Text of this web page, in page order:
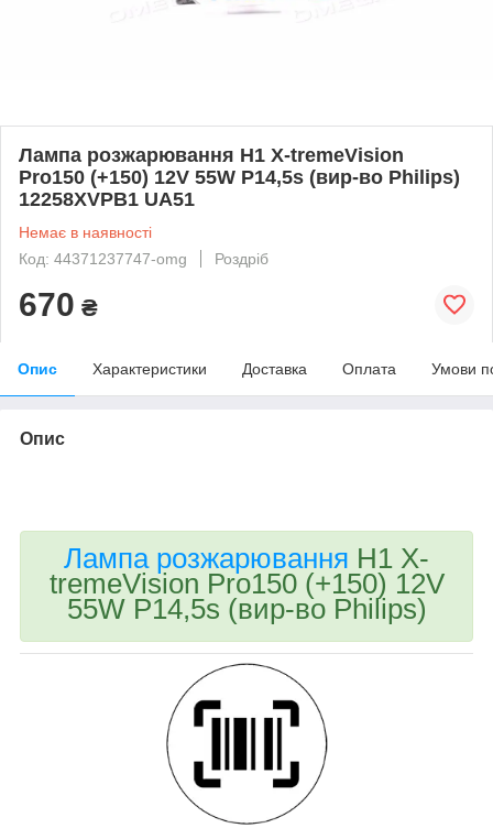
Лампа розжарювання H1 X-tremeVision
Pro150 (+150) 12V 55W P14,5s (вир-во Philips)
12258XVPB1 UA51
Немає в наявності
Код: 44371237747-omg
Роздріб
670 ₴
Опис Характеристики Доставка Оплата Умови
Опис
Лампа розжарювання H1 X-
tremeVision Pro150 (+150) 12V
55W P14,5s (вир-во Philips)